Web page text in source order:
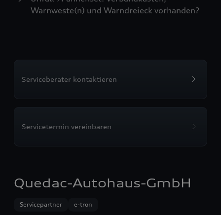
Warnweste(n) und Warndreieck vorhanden?
Serviceberater kontaktieren
Servicetermin vereinbaren
Quedac-Autohaus-GmbH
Servicepartner e-tron